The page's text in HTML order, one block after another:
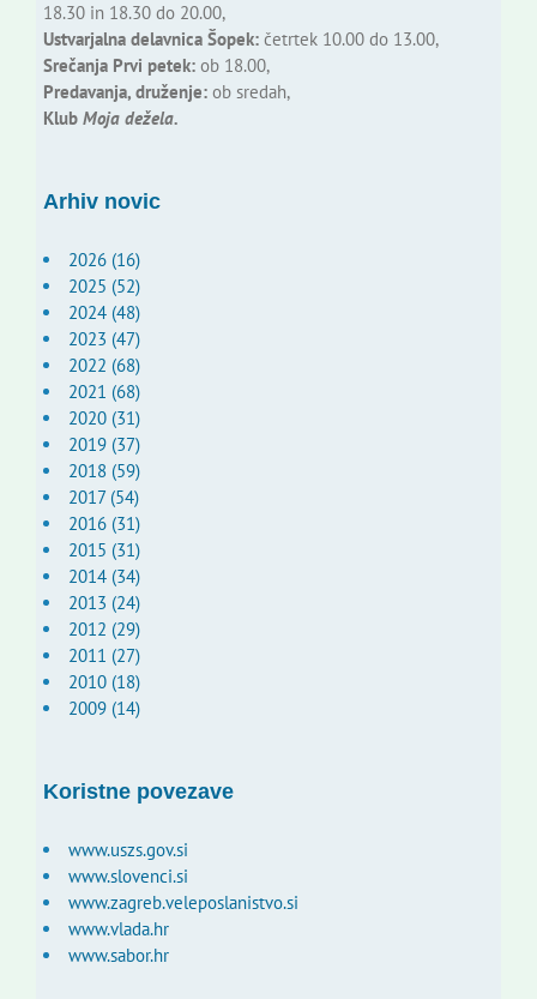
18.30 in 18.30 do 20.00,
Ustvarjalna delavnica Šopek:četrtek 10.00 do 13.00,
Srečanja Prvi petek:ob 18.00,
Predavanja, druženje:ob sredah,
Klub Moja dežela.
Arhiv novic
2026 (16)
2025 (52)
2024 (48)
2023 (47)
2022 (68)
2021 (68)
2020 (31)
2019 (37)
2018 (59)
2017 (54)
2016 (31)
2015 (31)
2014 (34)
2013 (24)
2012 (29)
2011 (27)
2010 (18)
2009 (14)
Koristne povezave
www.uszs.gov.si
www.slovenci.si
www.zagreb.veleposlanistvo.si
www.vlada.hr
www.sabor.hr